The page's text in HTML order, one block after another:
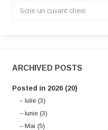
ARCHIVED POSTS
Posted in 2026 (20)
Iulie (3)
Iunie (3)
Mai (5)